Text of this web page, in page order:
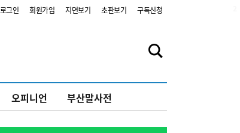
로그인 회원가입 지면보기 초판보기 구독신청
오피니언 부산말사전